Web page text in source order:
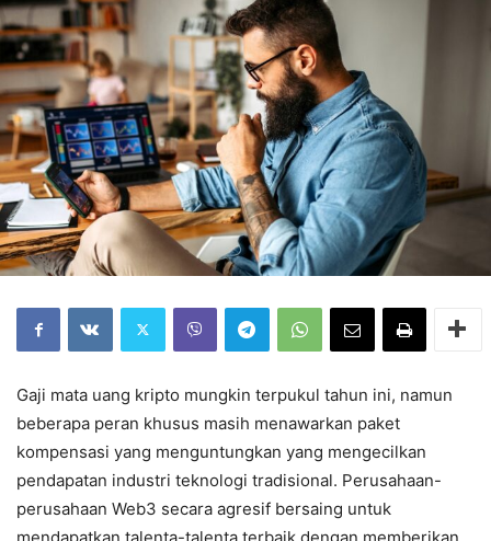
Gaji mata uang kripto mungkin terpukul tahun ini, namun
beberapa peran khusus masih menawarkan paket
kompensasi yang menguntungkan yang mengecilkan
pendapatan industri teknologi tradisional. Perusahaan-
perusahaan Web3 secara agresif bersaing untuk
mendapatkan talenta-talenta terbaik dengan memberikan